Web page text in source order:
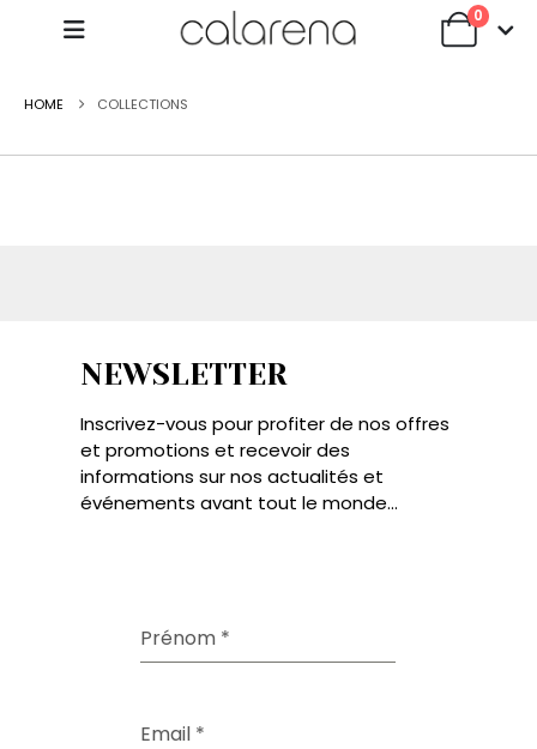
0
HOME COLLECTIONS
NEWSLETTER
Inscrivez-vous pour profiter de nos offres
et promotions et recevoir des
informations sur nos actualités et
événements avant tout le monde...
Prénom *
Email *